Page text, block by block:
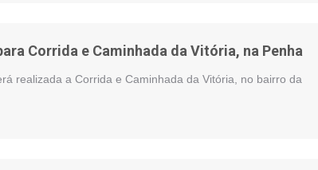
Corrida e Caminhada da Vitória, na Penha
realizada a Corrida e Caminhada da Vitória, no bairro da